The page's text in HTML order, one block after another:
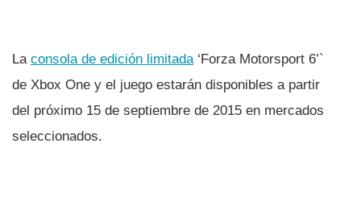
La consola de edición limitada ‘Forza Motorsport 6’`
de Xbox One y el juego estarán disponibles a partir
del próximo 15 de septiembre de 2015 en mercados
seleccionados.